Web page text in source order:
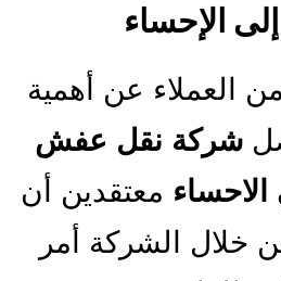
إلى الإحساء
العملاء عن أهمية
شركة نقل عفش
معتقدين أن
خلال الشركة أمر